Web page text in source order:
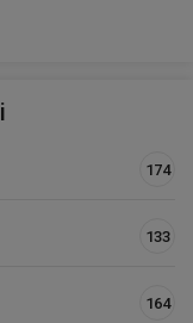
174
133
164